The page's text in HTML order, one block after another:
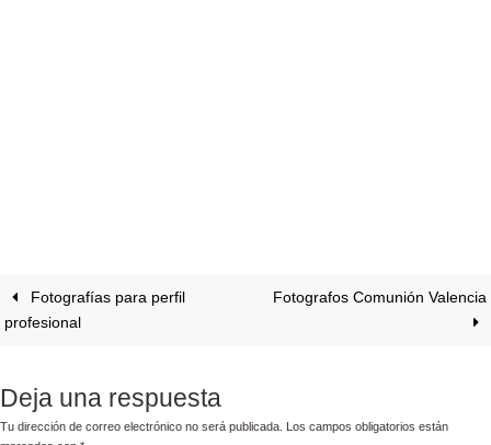
Fotografías para perfil
profesional
Fotografos Comunión Valencia
Deja una respuesta
Tu dirección de correo electrónico no será publicada. Los campos obligatorios están